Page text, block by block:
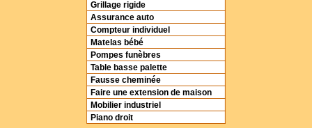
Grillage rigide
Assurance auto
Compteur individuel
Matelas bébé
Pompes funèbres
Table basse palette
Fausse cheminée
Faire une extension de maison
Mobilier industriel
Piano droit